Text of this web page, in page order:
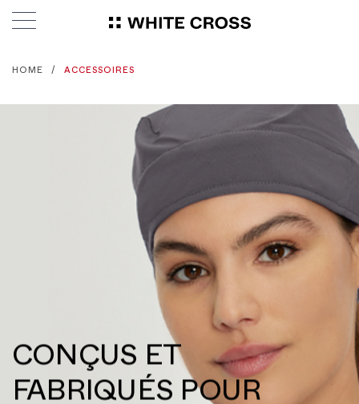
HOME ACCESSOIRES
CONÇUS ET
FABRIQUÉS POUR